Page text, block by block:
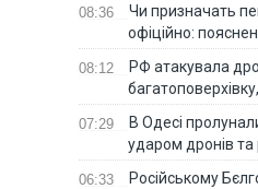
08:36
Чи призначать
офіційно:
08:12
РФ атакувала
07:29
В Одесі
ударом дронів та
06:33 Російському